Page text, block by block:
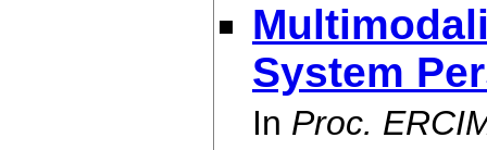
System
In Proc.